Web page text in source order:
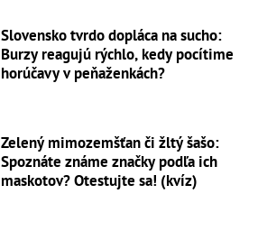
Slovensko tvrdo dopláca na sucho:
Burzy reagujú rýchlo, kedy pocítime
horúčavy v peňaženkách?
Zelený mimozemšťan či žltý šašo:
Spoznáte známe značky podľa ich
maskotov? Otestujte sa! (kvíz)